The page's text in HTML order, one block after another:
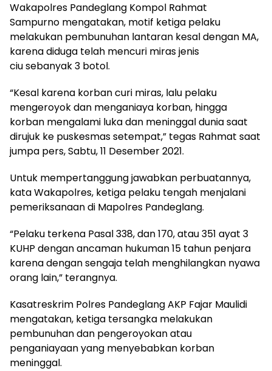
Wakapolres Pandeglang Kompol Rahmat
Sampurno mengatakan, motif ketiga pelaku
melakukan pembunuhan lantaran kesal dengan MA,
karena diduga telah mencuri miras jenis
ciu sebanyak 3 botol.
“Kesal karena korban curi miras, lalu pelaku
mengeroyok dan menganiaya korban, hingga
korban mengalami luka dan meninggal dunia saat
dirujuk ke puskesmas setempat,” tegas Rahmat saat
jumpa pers, Sabtu, 11 Desember 2021.
Untuk mempertanggung jawabkan perbuatannya,
kata Wakapolres, ketiga pelaku tengah menjalani
pemeriksanaan di Mapolres Pandeglang.
“Pelaku terkena Pasal 338, dan 170, atau 351 ayat 3
KUHP dengan ancaman hukuman 15 tahun penjara
karena dengan sengaja telah menghilangkan nyawa
orang lain,” terangnya.
Kasatreskrim Polres Pandeglang AKP Fajar Maulidi
mengatakan, ketiga tersangka melakukan
pembunuhan dan pengeroyokan atau
penganiayaan yang menyebabkan korban
meninggal.